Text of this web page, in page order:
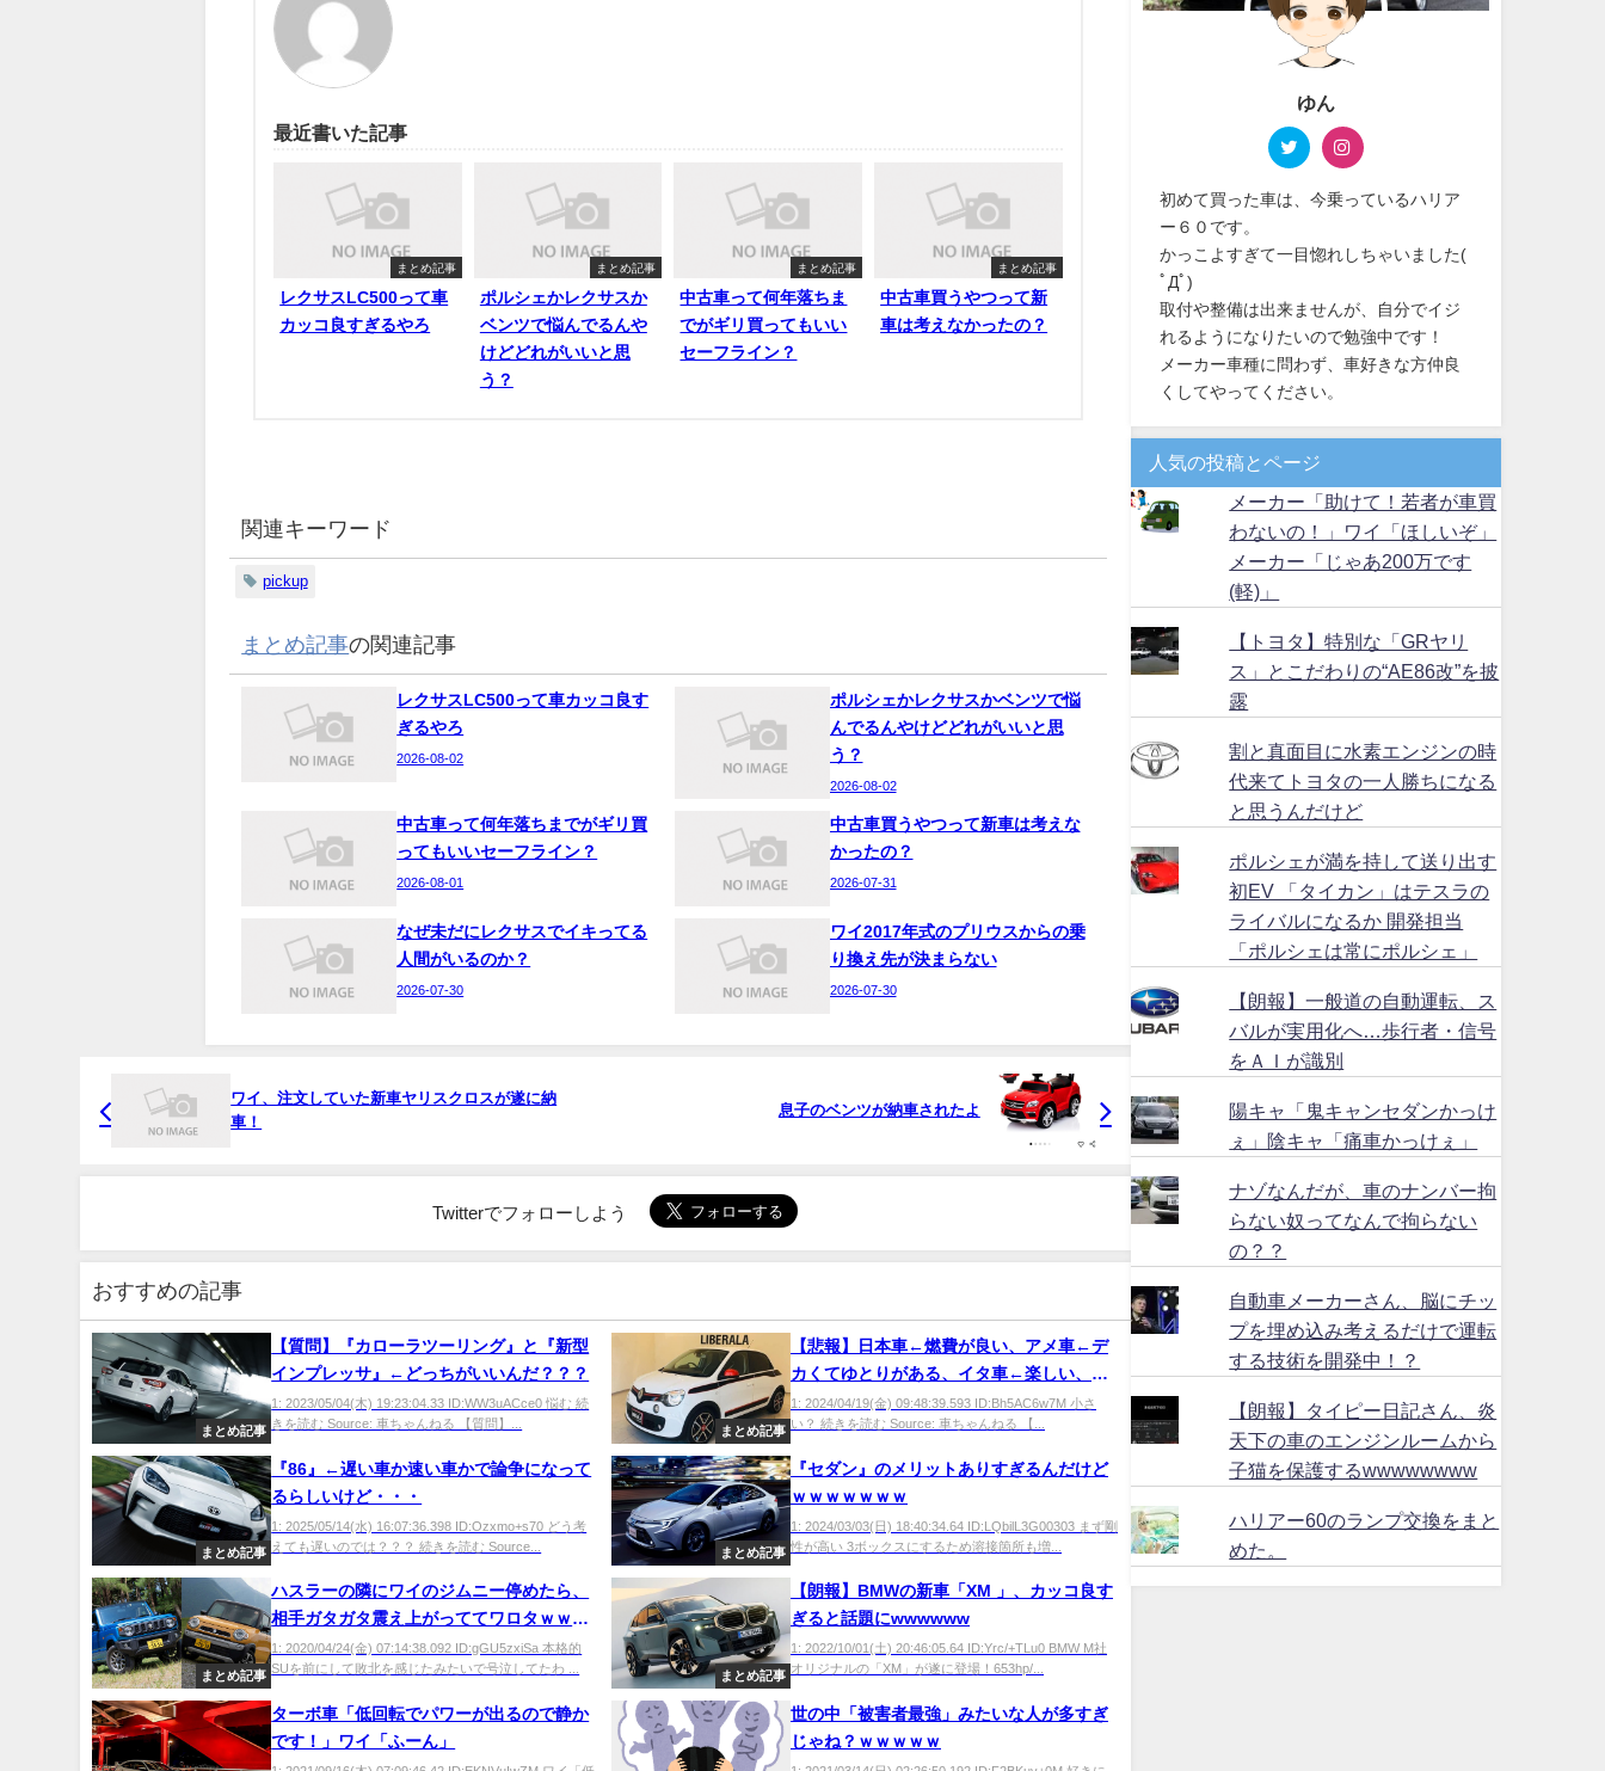
最近書いた記事
まとめ記事
レクサスLC500って車
カッコ良すぎるやろ
まとめ記事
ポルシェかレクサスか
ベンツで悩んでるんや
けどどれがいいと思
う？
まとめ記事
中古車って何年落ちま
でがギリ買ってもいい
セーフライン？
まとめ記事
中古車買うやつって新
車は考えなかったの？
関連キーワード
pickup
まとめ記事の関連記事
レクサスLC500って車カッコ良す
ぎるやろ
2026-08-02
ポルシェかレクサスかベンツで悩
んでるんやけどどれがいいと思
う？
2026-08-02
中古車って何年落ちまでがギリ買
ってもいいセーフライン？
2026-08-01
中古車買うやつって新車は考えな
かったの？
2026-07-31
なぜ未だにレクサスでイキってる
人間がいるのか？
2026-07-30
ワイ2017年式のプリウスからの乗
り換え先が決まらない
2026-07-30
ワイ、注文していた新車ヤリスクロスが遂に納
車！
息子のベンツが納車されたよ
Twitterでフォローしよう
おすすめの記事
まとめ記事
【質問】『カローラツーリング』と『新型
インプレッサ』←どっちがいいんだ？？？
1: 2023/05/04(木) 19:23:04.33 ID:WW3uACce0 悩む 続
きを読む Source: 車ちゃんねる 【質問】...
まとめ記事
【悲報】日本車←燃費が良い、アメ車←デ
カくてゆとりがある、イタ車←楽しい、ド
イツ車←堅牢、『仏車』←こいつｗｗｗｗ
ｗｗ
1: 2024/04/19(金) 09:48:39.593 ID:Bh5AC6w7M 小さ
い？ 続きを読む Source: 車ちゃんねる 【...
まとめ記事
『86』←遅い車か速い車かで論争になって
るらしいけど・・・
1: 2025/05/14(水) 16:07:36.398 ID:Ozxmo+s70 どう考
えても遅いのでは？？？ 続きを読む Source...
まとめ記事
『セダン』のメリットありすぎるんだけど
ｗｗｗｗｗｗｗ
1: 2024/03/03(日) 18:40:34.64 ID:LQbilL3G00303 まず剛
性が高い 3ボックスにするため溶接箇所も増...
まとめ記事
ハスラーの隣にワイのジムニー停めたら、
相手ガタガタ震え上がっててワロタｗｗｗ
ｗｗ
1: 2020/04/24(金) 07:14:38.092 ID:gGU5zxiSa 本格的
SUを前にして敗北を感じたみたいで号泣してたわ ...
まとめ記事
【朗報】BMWの新車「XM 」、カッコ良す
ぎると話題にwwwwww
1: 2022/10/01(土) 20:46:05.64 ID:Yrc/+TLu0 BMW M社
オリジナルの「XM」が遂に登場！653hp/...
ターボ車「低回転でパワーが出るので静か
です！」ワイ「ふーん」
世の中「被害者最強」みたいな人が多すぎ
じゃね？ｗｗｗｗｗ
ゆん
初めて買った車は、今乗っているハリア
ー６０です。
かっこよすぎて一目惚れしちゃいました(
ﾟДﾟ)
取付や整備は出来ませんが、自分でイジ
れるようになりたいので勉強中です！
メーカー車種に問わず、車好きな方仲良
くしてやってください。
人気の投稿とページ
メーカー「助けて！若者が車買
わないの！」ワイ「ほしいぞ」
メーカー「じゃあ200万です
(軽)」
【トヨタ】特別な「GRヤリ
ス」とこだわりの“AE86改”を披
露
割と真面目に水素エンジンの時
代来てトヨタの一人勝ちになる
と思うんだけど
ポルシェが満を持して送り出す
初EV 「タイカン」はテスラの
ライバルになるか 開発担当
「ポルシェは常にポルシェ」
【朗報】一般道の自動運転、ス
バルが実用化へ…歩行者・信号
をＡＩが識別
陽キャ「鬼キャンセダンかっけ
ぇ」陰キャ「痛車かっけぇ」
ナゾなんだが、車のナンバー拘
らない奴ってなんで拘らない
の？？
自動車メーカーさん、脳にチッ
プを埋め込み考えるだけで運転
する技術を開発中！？
【朗報】タイピー日記さん、炎
天下の車のエンジンルームから
子猫を保護するwwwwwwww
ハリアー60のランプ交換をまと
めた。